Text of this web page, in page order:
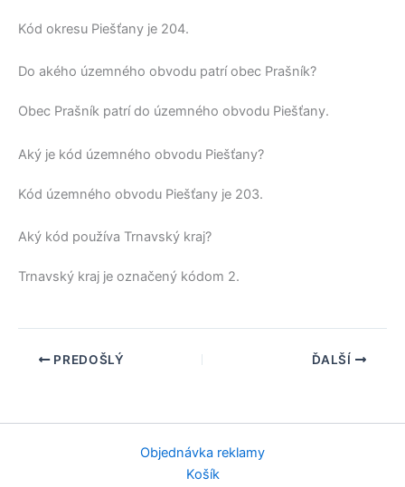
Kód okresu Piešťany je 204.
Do akého územného obvodu patrí obec Prašník?
Obec Prašník patrí do územného obvodu Piešťany.
Aký je kód územného obvodu Piešťany?
Kód územného obvodu Piešťany je 203.
Aký kód používa Trnavský kraj?
Trnavský kraj je označený kódom 2.
PREDOŠLÝ ĎALŠÍ
Objednávka reklamy
Košík